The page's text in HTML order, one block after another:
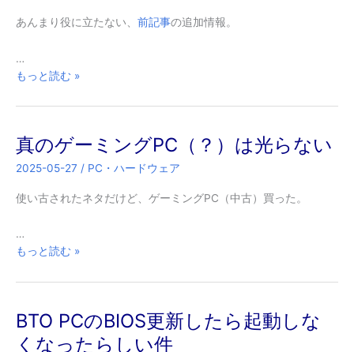
PC
復
は
能
あんまり役に立たない、 前記事の追加情報。
…
真
ゲ
ミ
ン
PC……
け）
もっと読む »
真のゲーミングPC（？）は光らない
2025-05-27 / PC・ハードウェア
使い古されたネタだけど、ゲーミングPC（中古）買った。
…
真
ゲ
ミ
ン
もっと読む »
BTO PCのBIOS更新したら起動しな
くなったらしい件